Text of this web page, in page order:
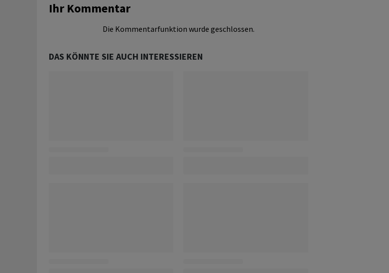
Ihr Kommentar
Die Kommentarfunktion wurde geschlossen.
DAS KÖNNTE SIE AUCH INTERESSIEREN